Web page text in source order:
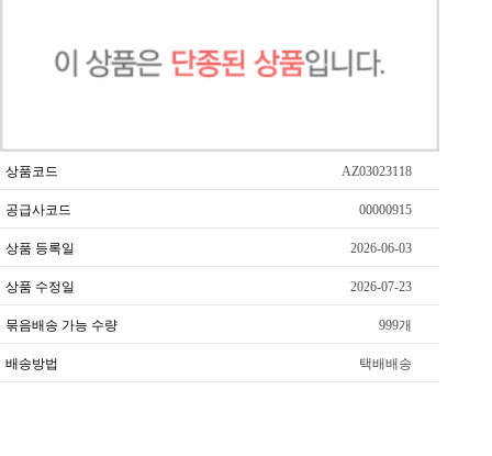
상품코드 AZ03023118
공급사코드 00000915
상품 등록일 2026-06-03
상품 수정일 2026-07-23
묶음배송 가능 수량 999개
배송방법 택배배송